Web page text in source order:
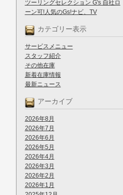
ツーリングセレクション G's 自社ロ
ーン可!人気のGs!ナビ、TV
カテゴリー表示
サービスメニュー
スタッフ紹介
その他在庫
新着在庫情報
最新ニュース
アーカイブ
2026年8月
2026年7月
2026年6月
2026年5月
2026年4月
2026年3月
2026年2月
2026年1月